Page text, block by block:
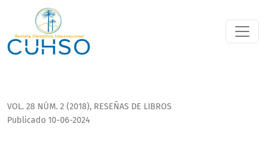
Derechos Humanos y pueblos indígenas en Chile hoy: Las
VOL. 28 NÚM. 2 (2018), RESEÑAS DE LIBROS
Publicado 10-06-2024